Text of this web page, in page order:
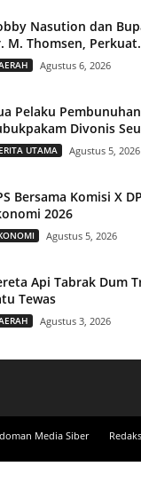
Nasution dan
M. Thomsen,
Agustus 6, 2026
Pelaku
Divonis
UTAMA Agustus 5, 2026
Bersama Komisi X
2026
Agustus 5, 2026
Api Tabrak Dum
Tewas
Agustus 3, 2026
Media Siber